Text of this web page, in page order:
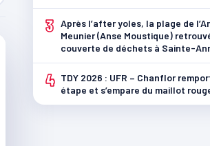
3 Après l’after yoles, la plage de
Meunier (Anse Moustique)
couverte de déchets à Sainte-
4 TDY 2026 : UFR – Chanflor
étape et s’empare du maillot